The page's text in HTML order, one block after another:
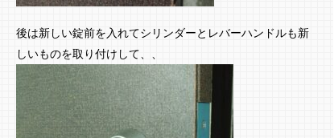
後は新しい錠前を入れてシリンダーとレバーハンドルも新
しいものを取り付けして、、